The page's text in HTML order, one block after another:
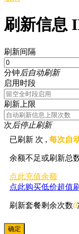
刷新信息
刷新间隔
分钟后自动刷新
启用时段
刷新上限
次后停止刷新
已刷新 次 ,每次自
余额不足或刷新总
点此充值余额
点此购买低价超值
刷新套餐剩余次数0